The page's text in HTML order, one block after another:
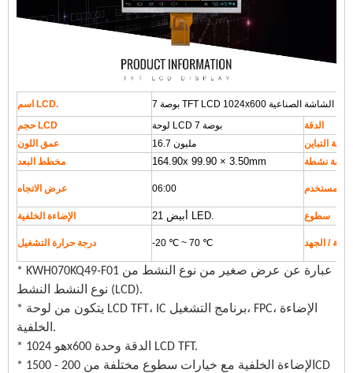
اسم LCD.
حجم LCD
لوحة LCD 7 بوصة
الدقة
عمق اللون
16.7 مليون
نسبة التباين
مخطط البعد
164.90x 99.90 × 3.50mm
عرض الاتجاه 06:00 المستخدم
الإضاءة الخلفية 21 أبيض LED. سطوع
درجة حرارة التشغيل -20 ℃ ~ 70 ℃ / الجهد
* KWH070KQ49-F01 عبارة عن عرض صغير من نوع النشط من
نوع النشط النشط (LCD).
* يتكون من لوحة LCD TFT، IC برنامج التشغيل، FPC، الإضاءة
الخلفية.
* هو 1024x600 الدقة وحدة LCD TFT.
* الإضاءة الخلفية مع خيارات سطوع مختلفة من 200 - 1500CD